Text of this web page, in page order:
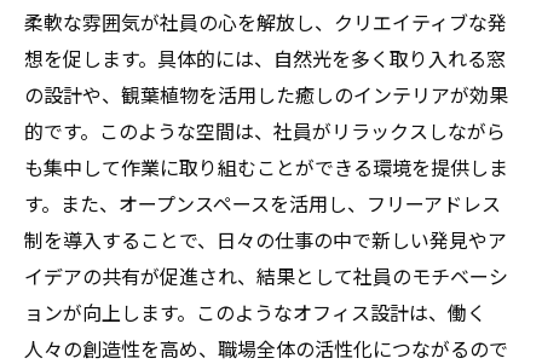
オフィス設計に地元文化を反映する意義
オフィス設計でカフェスタイルを取り入れる際
の重要ポイント
初期段階でのコンセプト設計の重要性
社員のニーズを反映したデザインプロセス
持続可能な素材の使用とその利点
開放的で機能的なレイアウトの作成
五感に訴える環境作りのコツ
大阪府ならではの要素を取り入れる工夫
柔軟な雰囲気が社員の心を解放し、クリエイティブな発
想を促します。具体的には、自然光を多く取り入れる窓
の設計や、観葉植物を活用した癒しのインテリアが効果
的です。このような空間は、社員がリラックスしながら
も集中して作業に取り組むことができる環境を提供しま
す。また、オープンスペースを活用し、フリーアドレス
制を導入することで、日々の仕事の中で新しい発見やア
イデアの共有が促進され、結果として社員のモチベーシ
ョンが向上します。このようなオフィス設計は、働く
人々の創造性を高め、職場全体の活性化につながるので